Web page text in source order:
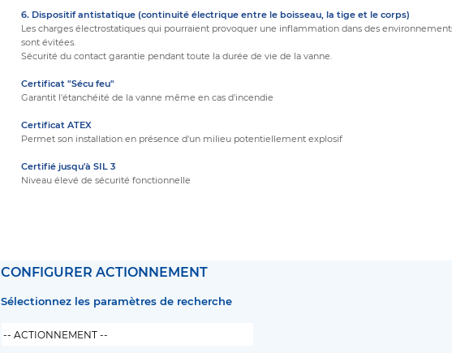
6. Dispositif antistatique (continuité électrique entre le boisseau, la tige et le corps)
Les charges électrostatiques qui pourraient provoquer une inflammation dans des
sont évitées.
Sécurité du contact garantie pendant toute la durée de vie de la vanne.
Certificat "Sécu feu"
Garantit l'étanchéité de la vanne même en cas d'incendie
Certificat ATEX
Permet son installation en présence d'un milieu potentiellement explosif
Certifié jusqu'à SIL 3
Niveau élevé de sécurité fonctionnelle
CONFIGURER ACTIONNEMENT
Sélectionnez les paramètres de recherche